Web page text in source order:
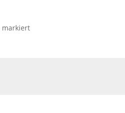
markiert